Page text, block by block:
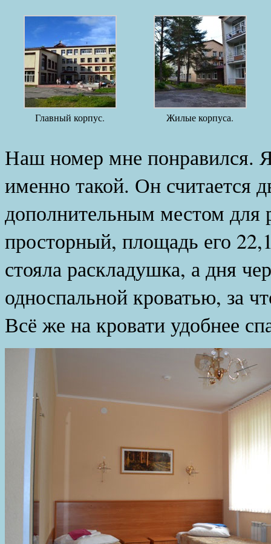
Главный корпус. Жилые корпуса.
Наш номер мне понравился.
именно такой. Он считается
дополнительным местом для
просторный, площадь его
стояла раскладушка, а дня
односпальной кроватью, за
Всё же на кровати удобнее